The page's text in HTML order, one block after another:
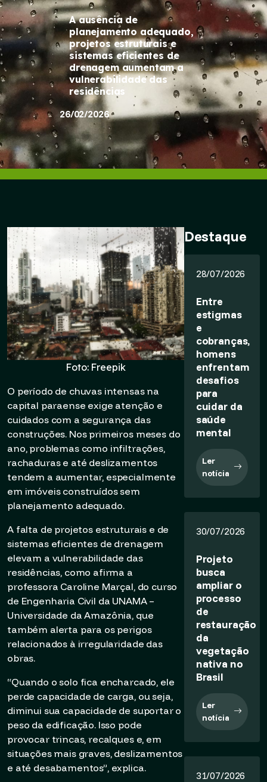
A ausência de
planejamento adequado,
projetos estruturais e
sistemas eficientes de
drenagem aumentam a
vulnerabilidade das
residências
26/02/2026
Foto: Freepik
O período de chuvas intensas na
capital paraense exige atenção e
cuidados com a segurança das
construções. Nos primeiros meses do
ano, problemas como infiltrações,
rachaduras e até deslizamentos
tendem a aumentar, especialmente
em imóveis construídos sem
planejamento adequado.
A falta de projetos estruturais e de
sistemas eficientes de drenagem
elevam a vulnerabilidade das
residências, como afirma a
professora Caroline Marçal, do curso
de Engenharia Civil da UNAMA –
Universidade da Amazônia, que
também alerta para os perigos
relacionados à irregularidade das
obras.
“Quando o solo fica encharcado, ele
perde capacidade de carga, ou seja,
diminui sua capacidade de suportar o
peso da edificação. Isso pode
provocar trincas, recalques e, em
situações mais graves, deslizamentos
e até desabamentos”, explica.
Destaque
28/07/2026
Entre
estigmas
e
cobranças,
homens
enfrentam
desafios
para
cuidar da
saúde
mental
Ler
notícia
30/07/2026
Projeto
busca
ampliar o
processo
de
restauração
da
vegetação
nativa no
Brasil
Ler
notícia
31/07/2026